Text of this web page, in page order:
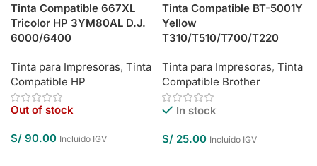
Tinta Compatible 667XL
Tricolor HP 3YM80AL D.J.
6000/6400
Tinta para Impresoras, Tinta
Compatible HP
Out of stock
S/ 90.00 Incluido IGV
Tinta Compatible BT-5001Y
Yellow
T310/T510/T700/T220
Tinta para Impresoras, Tinta
Compatible Brother
In stock
S/ 25.00 Incluido IGV